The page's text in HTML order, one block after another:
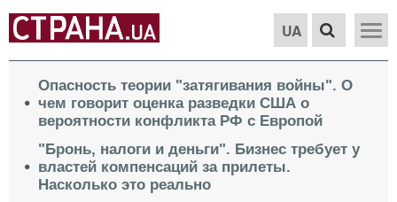
UA
Опасность теории "затягивания войны". О
чем говорит оценка разведки США о
вероятности конфликта РФ с Европой
"Бронь, налоги и деньги". Бизнес требует у
властей компенсаций за прилеты.
Насколько это реально